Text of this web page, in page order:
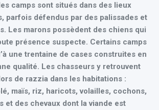
camps sont situés dans des lieux
parfois défendus par des palissades et
Les marons possèdent des chiens qui
présence suspecte. Certains camps
une trentaine de cases construites en
qualité. Les chasseurs y retrouvent
de razzia dans les habitations :
maïs, riz, haricots, volailles, cochons,
et des chevaux dont la viande est